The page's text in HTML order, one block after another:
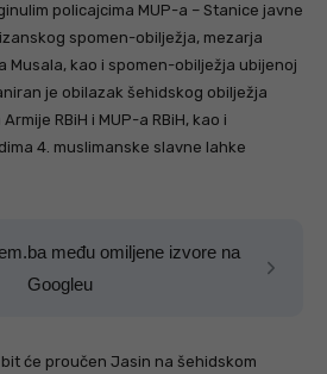
policajcima MUP-a – Stanice javne
spomen-obilježja, mezarja
Musala, kao i spomen-obilježja ubijenoj
je obilazak šehidskog obilježja
RBiH i MUP-a RBiH, kao i
4. muslimanske slavne lahke
među omiljene izvore na
Googleu
bit će proučen Jasin na šehidskom